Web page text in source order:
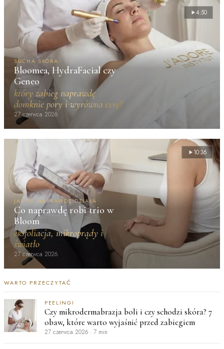
SUCHA SKÓRA
Bloomea, HydraFacial czy
Geneo
który zabieg naprawdę
domknie pory i wyrówna cerę?
27 czerwca 2026
4:50
JAK TO NAPRAWDĘ DZIAŁA
Co naprawdę robi trio w
Bloom
eksfoliacja, mikroprądy i
światło
27 czerwca 2026
10:36
WARTO PRZECZYTAĆ
PEELINGI
Czy mikrodermabrazja boli i czy schodzi skóra? 7
obaw, które warto wyjaśnić przed zabiegiem
27 czerwca 2026 · 7 min